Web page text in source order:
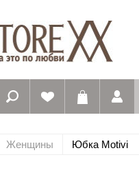
Женщины Юбка Motivi